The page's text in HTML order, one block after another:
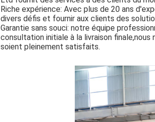
Riche expérience: Avec plus de 20 ans
divers défis et fournir aux clients des
Garantie sans souci: notre équipe
consultation initiale à la livraison
soient pleinement satisfaits.